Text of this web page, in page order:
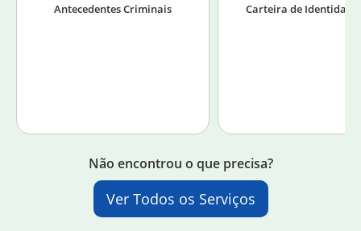
Antecedentes Criminais Carteira de Identidade
Não encontrou o que precisa?
Ver Todos os Serviços